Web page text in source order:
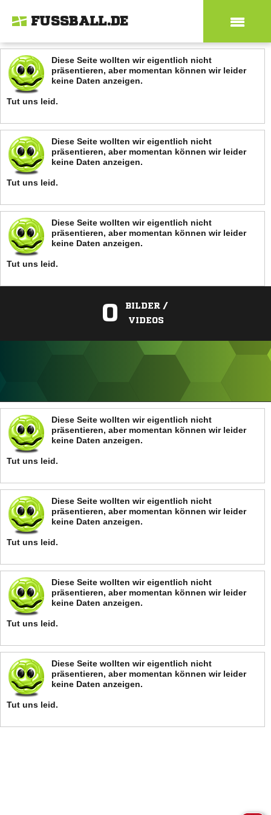
FUSSBALL.DE
Diese Seite wollten wir eigentlich nicht
präsentieren, aber momentan können wir leider
keine Daten anzeigen.
Tut uns leid.
Diese Seite wollten wir eigentlich nicht
präsentieren, aber momentan können wir leider
keine Daten anzeigen.
Tut uns leid.
Diese Seite wollten wir eigentlich nicht
präsentieren, aber momentan können wir leider
keine Daten anzeigen.
Tut uns leid.
0
BILDER /
VIDEOS
ANZEIGE
Diese Seite wollten wir eigentlich nicht
präsentieren, aber momentan können wir leider
keine Daten anzeigen.
Tut uns leid.
Diese Seite wollten wir eigentlich nicht
präsentieren, aber momentan können wir leider
keine Daten anzeigen.
Tut uns leid.
Diese Seite wollten wir eigentlich nicht
präsentieren, aber momentan können wir leider
keine Daten anzeigen.
Tut uns leid.
Diese Seite wollten wir eigentlich nicht
präsentieren, aber momentan können wir leider
keine Daten anzeigen.
Tut uns leid.